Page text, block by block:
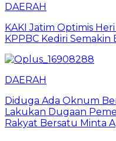
DAERAH
KAKI Jatim Optimis
KPPBC Kediri
DAERAH
Diduga Ada Oknum
Lakukan Dugaan
Rakyat Bersatu Minta